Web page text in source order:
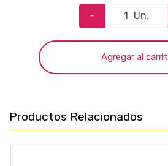
- Un.
Agregar al
Productos Relacionados